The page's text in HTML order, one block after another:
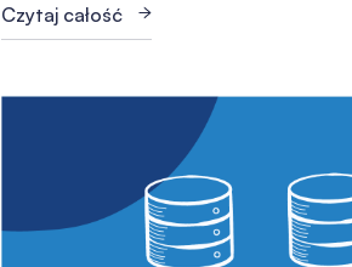
Czytaj całość